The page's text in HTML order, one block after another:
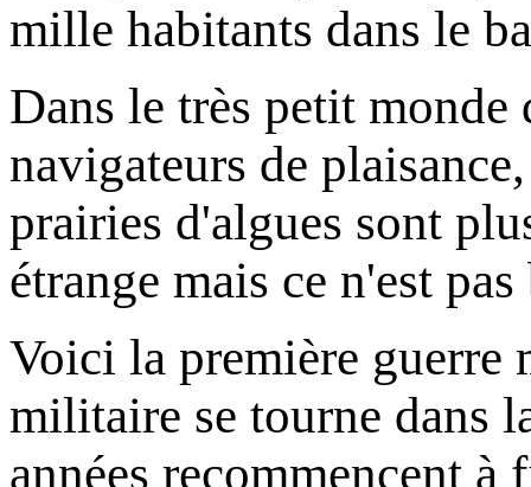
mille habitants dans le
Dans le très petit monde
navigateurs de
prairies d'algues sont
étrange mais ce n'est
Voici la première guerre
militaire se tourne dans
années recommencent